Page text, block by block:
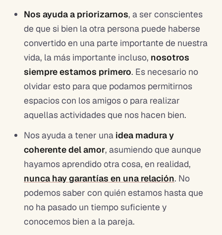
Nos ayuda a priorizarnos, a ser conscientes
de que si bien la otra persona puede haberse
convertido en una parte importante de nuestra
vida, la más importante incluso, nosotros
siempre estamos primero. Es necesario no
olvidar esto para que podamos permitirnos
espacios con los amigos o para realizar
aquellas actividades que nos hacen bien.
Nos ayuda a tener una idea madura y
coherente del amor, asumiendo que aunque
hayamos aprendido otra cosa, en realidad,
nunca hay garantías en una relación. No
podemos saber con quién estamos hasta que
no ha pasado un tiempo suficiente y
conocemos bien a la pareja.